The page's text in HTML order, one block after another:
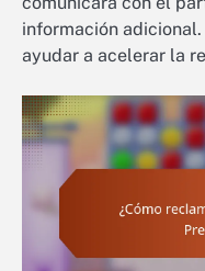
información
ayudar a acelerar la